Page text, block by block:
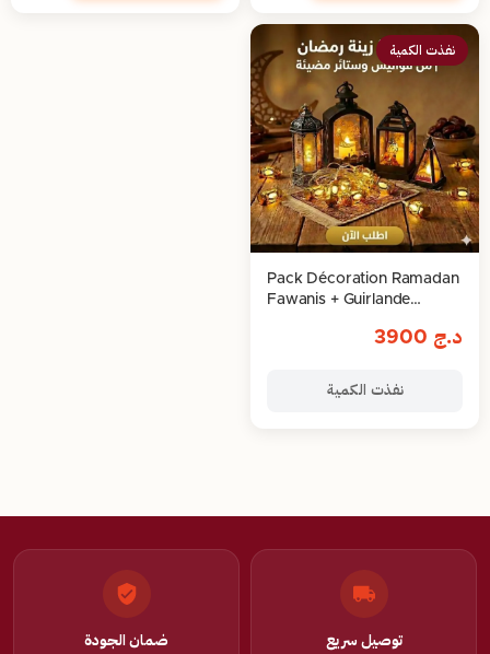
نفذت الكمية
Pack Décoration Ramadan
Fawanis + Guirlande
Ambiance Spirituelle
د.ج
نفذت الكمية
توصيل سريع ضمان الجودة